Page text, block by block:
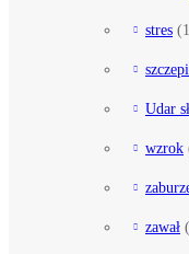
stres
Udar
wzrok
zawał